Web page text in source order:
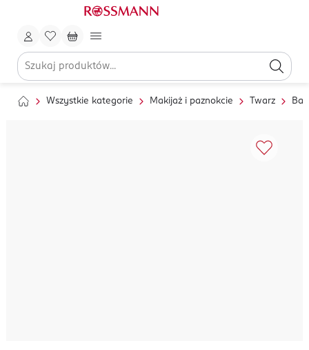
Wszystkie kategorie Makijaż i paznokcie Twarz